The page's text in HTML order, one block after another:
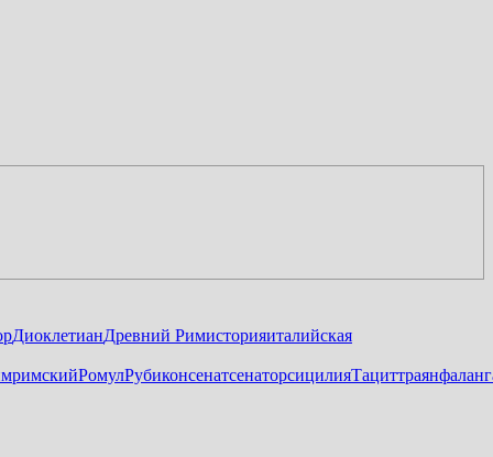
ДиоклетианДревний Римисторияиталийская
римскийРомулРубиконсенатсенаторсицилияТациттраян